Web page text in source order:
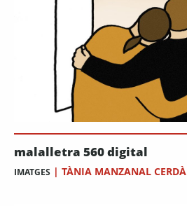
malalletra 560 digital
IMATGES | TÀNIA MANZANAL CERDÀ